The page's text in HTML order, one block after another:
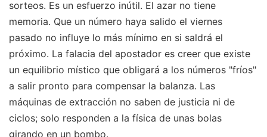
sorteos. Es un esfuerzo inútil. El azar no tiene
memoria. Que un número haya salido el viernes
pasado no influye lo más mínimo en si saldrá el
próximo. La falacia del apostador es creer que existe
un equilibrio místico que obligará a los números "fríos"
a salir pronto para compensar la balanza. Las
máquinas de extracción no saben de justicia ni de
ciclos; solo responden a la física de unas bolas
girando en un bombo.